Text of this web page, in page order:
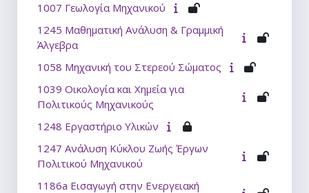
1007 Γεωλογία Μηχανικού
1245 Μαθηματική Ανάλυση & Γραμμική
Άλγεβρα
1058 Μηχανική του Στερεού Σώματος
1039 Οικολογία και Χημεία για
Πολιτικούς Μηχανικούς
1248 Εργαστήριο Υλικών
1247 Ανάλυση Κύκλου Ζωής Έργων
Πολιτικού Μηχανικού
1186a Εισαγωγή στην Ενεργειακή